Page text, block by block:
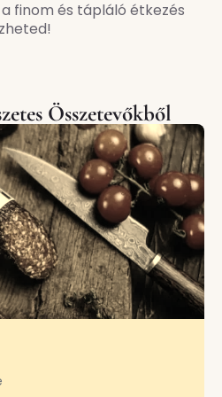
finom és tápláló étkezés
Összetevőkből